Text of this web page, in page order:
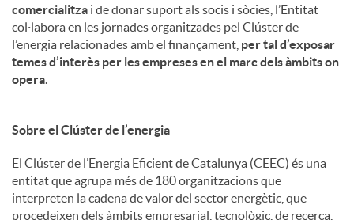
comercialitza i de donar suport als socis i sòcies, l’Entitat
col·labora en les jornades organitzades pel Clúster de
l’energia relacionades amb el finançament, per tal d’exposar
temes d’interès per les empreses en el marc dels àmbits on
opera.
Sobre el Clúster de l’energia
El Clúster de l’Energia Eficient de Catalunya (CEEC) és una
entitat que agrupa més de 180 organitzacions que
interpreten la cadena de valor del sector energètic, que
procedeixen dels àmbits empresarial, tecnològic, de recerca,